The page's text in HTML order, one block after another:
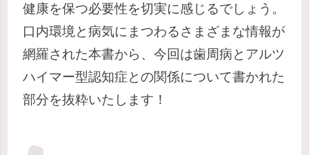
健康を保つ必要性を切実に感じるでしょう。
口内環境と病気にまつわるさまざまな情報が
網羅された本書から、今回は歯周病とアルツ
ハイマー型認知症との関係について書かれた
部分を抜粋いたします！